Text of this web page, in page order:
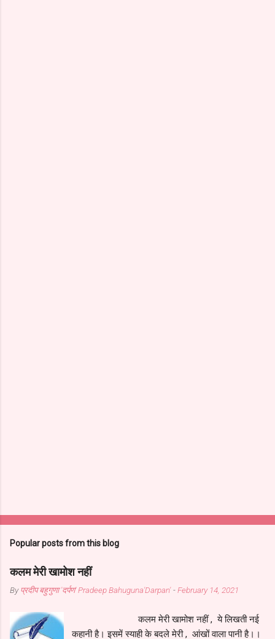
Popular posts from this blog
कलम मेरी खामोश नहीं
Byप्रदीप बहुगुणा 'दर्पण' Pradeep Bahuguna'Darpan' -February 14, 2021
कलम मेरी खामोश नहीं , ये लिखती नई
कहानी है। इसमें स्याही के बदले मेरी , आंखों वाला पानी है।।